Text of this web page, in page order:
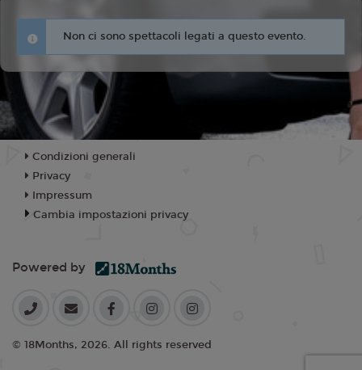
Non ci sono spettacoli legati a questo evento.
Condizioni generali
Privacy
Impressum
Cambia impostazioni privacy
Powered by
© 18Months, 2026. All rights reserved